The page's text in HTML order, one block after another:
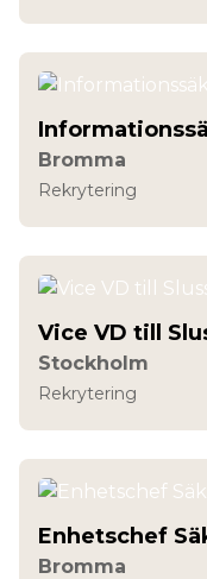
Bromma
Rekrytering
Vice VD till
Stockholm
Rekrytering
Enhetschef
Bromma